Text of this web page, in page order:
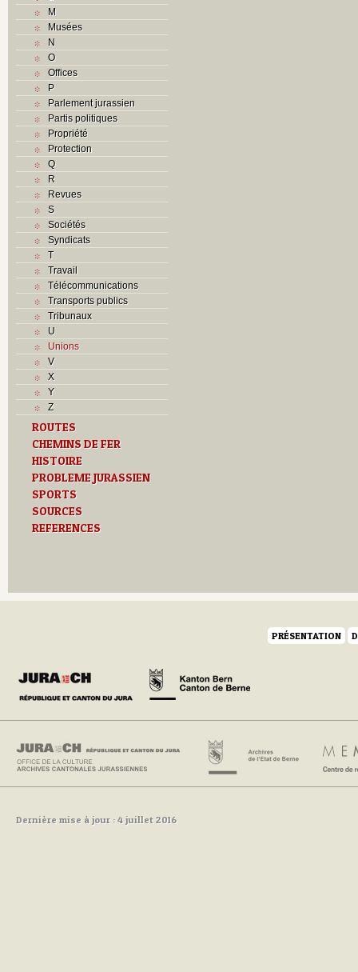
M
Musées
N
O
Offices
P
Parlement jurassien
Partis politiques
Propriété
Protection
Q
R
Revues
S
Sociétés
Syndicats
T
Travail
Télécommunications
Transports publics
Tribunaux
U
Unions
V
X
Y
Z
ROUTES
CHEMINS DE FER
HISTOIRE
PROBLEME JURASSIEN
SPORTS
SOURCES
REFERENCES
PRÉSENTATION
Dernière mise à jour : 4 juillet 2016